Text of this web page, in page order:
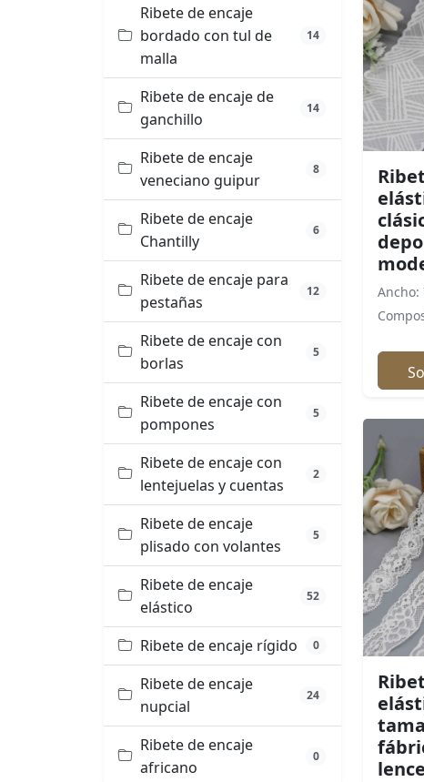
Ribete de encaje
bordado con tul de
malla
14
Ribete de encaje de
ganchillo
14
Ribete de encaje
veneciano guipur
8
Ribete de encaje
Chantilly
6
Ribete de encaje para
pestañas
12
Ribete de encaje con
borlas
5
Ribete de encaje con
pompones
5
Ribete de encaje con
lentejuelas y cuentas
2
Ribete de encaje
plisado con volantes
5
Ribete de encaje
elástico
52
Ribete de encaje rígido 0
Ribete de encaje
nupcial
24
Ribete de encaje
africano
0
Ancho: